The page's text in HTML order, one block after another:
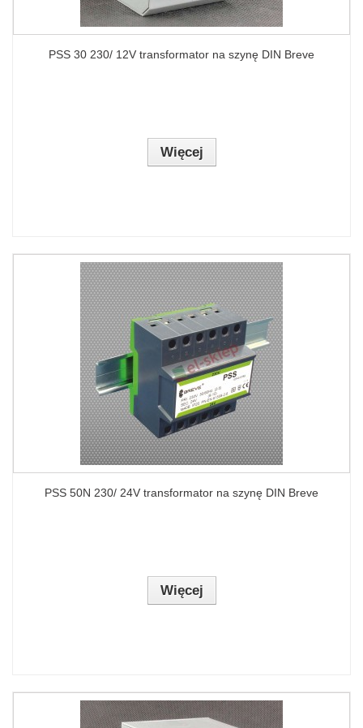
PSS 30 230/ 12V transformator na szynę DIN Breve
Więcej
PSS 50N 230/ 24V transformator na szynę DIN Breve
Więcej